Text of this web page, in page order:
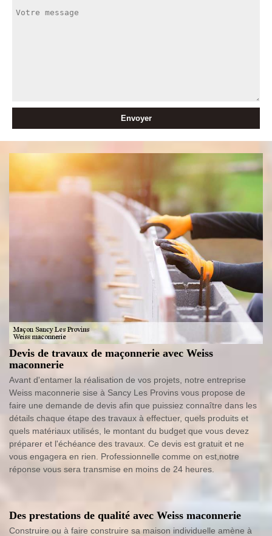
Devis de travaux de maçonnerie avec Weiss
maconnerie
Avant d'entamer la réalisation de vos projets, notre entreprise
Weiss maconnerie sise à Sancy Les Provins vous propose de
faire une demande de devis afin que puissiez connaître dans les
détails chaque étape des travaux à effectuer, quels produits et
quels matériaux utilisés, le montant du budget que vous devez
préparer et l'échéance des travaux. Ce devis est gratuit et ne
vous engagera en rien. Professionnelle comme on est,notre
réponse vous sera transmise en moins de 24 heures.
Des prestations de qualité avec Weiss maconnerie
Construire ou à faire construire sa maison individuelle amène à